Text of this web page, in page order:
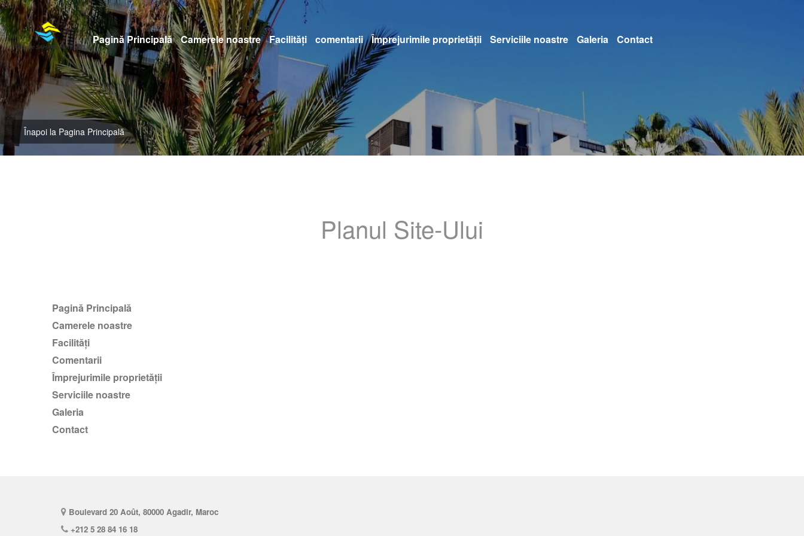
Pagină Principală Camerele noastre Facilităţi comentarii Împrejurimile proprietății Serviciile noastre Galeria Contact
Înapoi la Pagina Principală
Planul Site-Ului
Pagină Principală
Camerele noastre
Facilităţi
comentarii
Împrejurimile proprietății
Serviciile noastre
Galeria
Contact
Boulevard 20 Août, 80000 Agadir, Maroc
+212 5 28 84 16 18